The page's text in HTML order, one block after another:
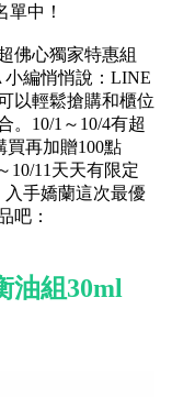
中！
佛心獨家特惠組
編悄悄說：LINE
以輕鬆搶購和櫃位
。10/1～10/4有超
買再加贈100點
10/11天天有限定
入手嬌蘭這次最優
吧：
油組30ml